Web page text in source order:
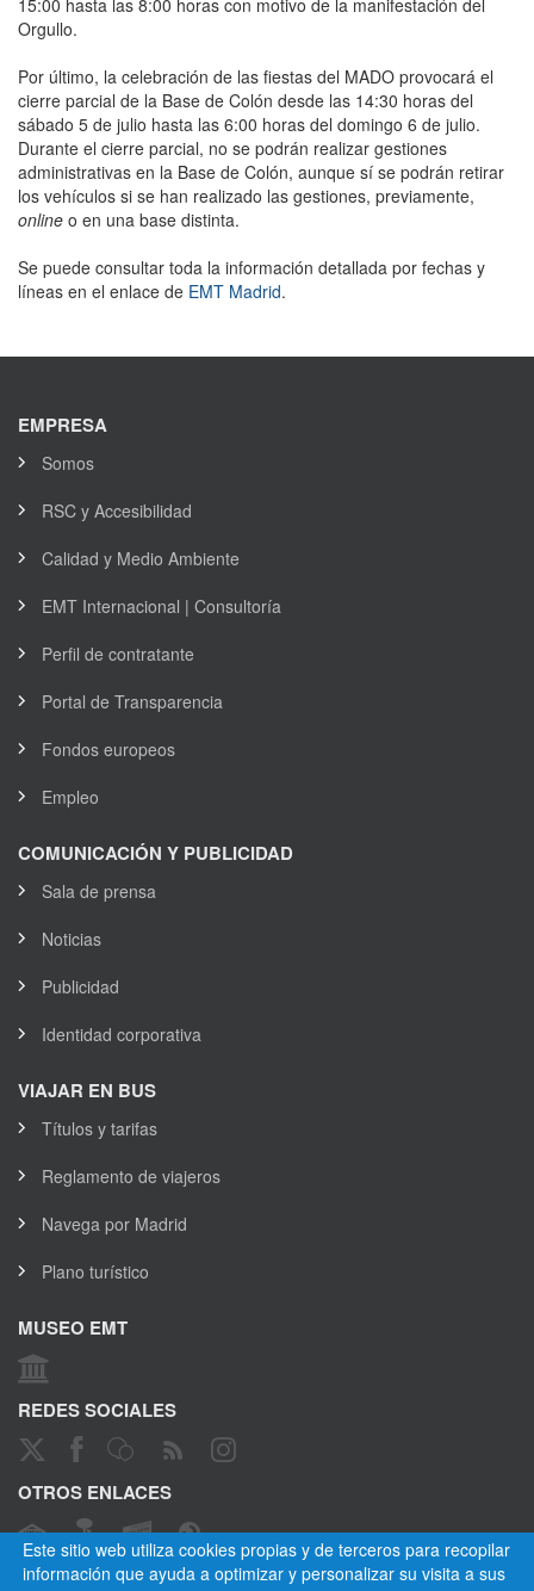
15:00 hasta las 8:00 horas con motivo de la manifestación del
Orgullo.
Por último, la celebración de las fiestas del MADO provocará el
cierre parcial de la Base de Colón desde las 14:30 horas del
sábado 5 de julio hasta las 6:00 horas del domingo 6 de julio.
Durante el cierre parcial, no se podrán realizar gestiones
administrativas en la Base de Colón, aunque sí se podrán retirar
los vehículos si se han realizado las gestiones, previamente,
online o en una base distinta.
Se puede consultar toda la información detallada por fechas y
líneas en el enlace de EMT Madrid.
Este sitio web utiliza cookies propias y de terceros para recopilar
información que ayuda a optimizar y personalizar su visita a sus
EMPRESA
Somos
RSC y Accesibilidad
Calidad y Medio Ambiente
EMT Internacional | Consultoría
Perfil de contratante
Portal de Transparencia
Fondos europeos
Empleo
COMUNICACIÓN Y PUBLICIDAD
Sala de prensa
Noticias
Publicidad
Identidad corporativa
VIAJAR EN BUS
Títulos y tarifas
Reglamento de viajeros
Navega por Madrid
Plano turístico
MUSEO EMT
REDES SOCIALES
OTROS ENLACES